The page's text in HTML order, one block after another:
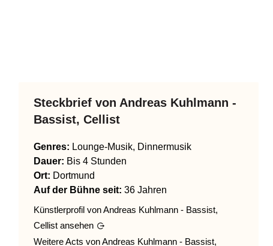
Steckbrief von Andreas Kuhlmann -
Bassist, Cellist
Genres: Lounge-Musik, Dinnermusik
Dauer: Bis 4 Stunden
Ort: Dortmund
Auf der Bühne seit: 36 Jahren
Künstlerprofil vonAndreas Kuhlmann - Bassist,
Cellist ansehen
Weitere Acts vonAndreas Kuhlmann - Bassist,